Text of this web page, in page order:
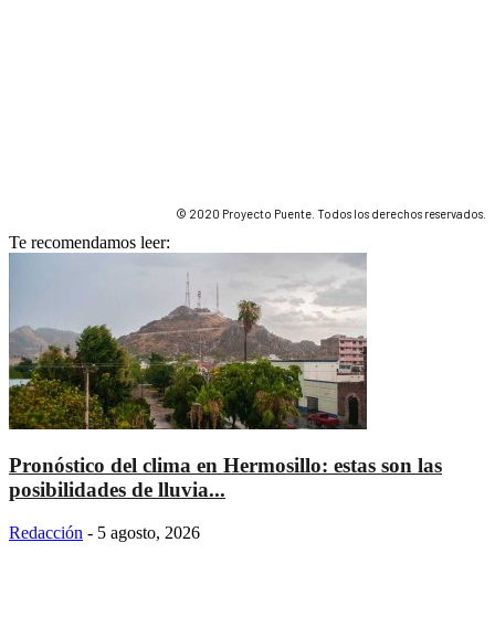
© 2020 Proyecto Puente. Todos los derechos reservados.
Te recomendamos leer:
Pronóstico del clima en Hermosillo: estas son las
posibilidades de lluvia...
Redacción - 5 agosto, 2026